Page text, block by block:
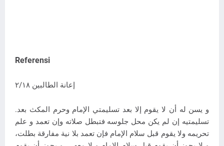
Referensi
إعانة الطالبين ٢/١٨
.و يسن له أن لا يقوم إلا بعد تسليمتي الإمام وحرم المكث بعد
تسليمتيه إن لم يكن محل جلوسه فتبطل صلاته وإن تعمد و علم
تحريمه ولا يقوم قبل سلام الإمام فإن تعمد بلا نية مفارقة بطلت،